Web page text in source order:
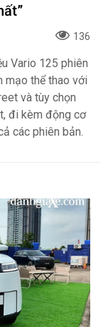
136
Vario 125 phiên
mạo thể thao với
và tùy chọn
đi kèm động cơ
các phiên bản.